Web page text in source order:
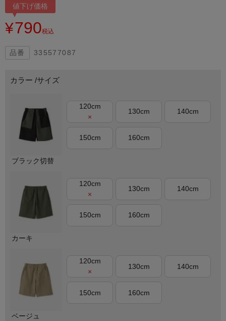
値下げ価格
¥790税込
335577087
カラー サイズ
ブラック切替
120cm
×
130cm 140cm
150cm 160cm
カーキ
120cm
×
130cm 140cm
150cm 160cm
ベージュ
120cm
×
130cm 140cm
150cm 160cm